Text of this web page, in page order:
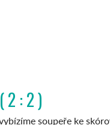
2 : 2 )
soupeře ke